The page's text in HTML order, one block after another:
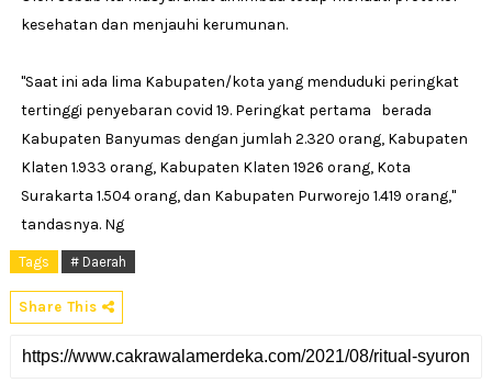
kesehatan dan menjauhi kerumunan.
"Saat ini ada lima Kabupaten/kota yang menduduki peringkat
tertinggi penyebaran covid 19. Peringkat pertama berada
Kabupaten Banyumas dengan jumlah 2.320 orang, Kabupaten
Klaten 1.933 orang, Kabupaten Klaten 1926 orang, Kota
Surakarta 1.504 orang, dan Kabupaten Purworejo 1.419 orang,"
tandasnya. Ng
Tags # Daerah
Share This